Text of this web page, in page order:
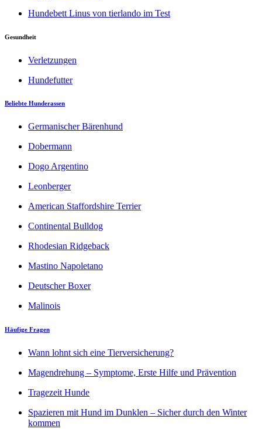
Hundebett Linus von tierlando im Test
Gesundheit
Verletzungen
Hundefutter
Beliebte Hunderassen
Germanischer Bärenhund
Dobermann
Dogo Argentino
Leonberger
American Staffordshire Terrier
Continental Bulldog
Rhodesian Ridgeback
Mastino Napoletano
Deutscher Boxer
Malinois
Häufige Fragen
Wann lohnt sich eine Tierversicherung?
Magendrehung – Symptome, Erste Hilfe und Prävention
Tragezeit Hunde
Spazieren mit Hund im Dunklen – Sicher durch den Winter
kommen